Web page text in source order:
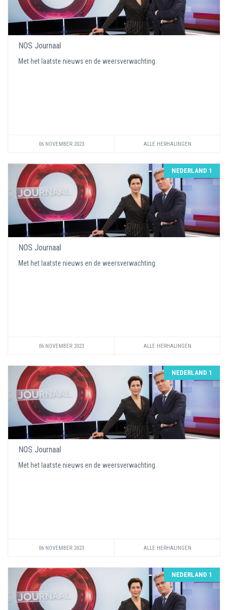
NOS Journaal
Met het laatste nieuws en de weersverwachting.
06 NOVEMBER 2023 ALLE HERHALINGEN
NEDERLAND 1
NOS Journaal
Met het laatste nieuws en de weersverwachting.
06 NOVEMBER 2023 ALLE HERHALINGEN
NEDERLAND 1
NOS Journaal
Met het laatste nieuws en de weersverwachting.
06 NOVEMBER 2023 ALLE HERHALINGEN
NEDERLAND 1